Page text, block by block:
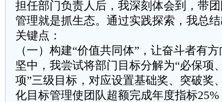
担任部门负责人后，我深刻体会到，带
管理就是抓生态。通过实践探索，我总
关键点：
（一）构建“价值共同体”，让奋斗者有
坚中，我尝试将部门目标分解为“必保项
项”三级目标，对应设置基础奖、突破奖
化目标管理使团队超额完成年度指标